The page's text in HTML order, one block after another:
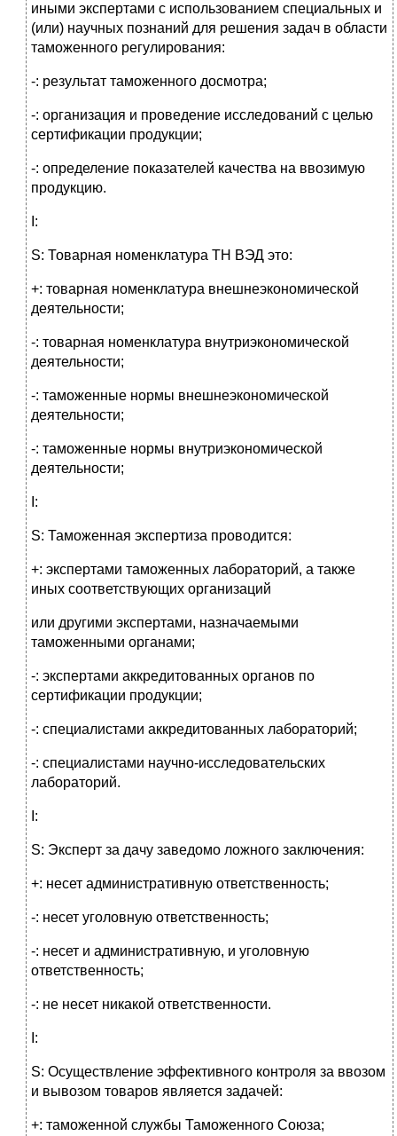
иными экспертами с использованием специальных и
(или) научных познаний для решения задач в области
таможенного регулирования:
-: результат таможенного досмотра;
-: организация и проведение исследований с целью
сертификации продукции;
-: определение показателей качества на ввозимую
продукцию.
I:
S: Товарная номенклатура ТН ВЭД это:
+: товарная номенклатура внешнеэкономической
деятельности;
-: товарная номенклатура внутриэкономической
деятельности;
-: таможенные нормы внешнеэкономической
деятельности;
-: таможенные нормы внутриэкономической
деятельности;
I:
S: Таможенная экспертиза проводится:
+: экспертами таможенных лабораторий, а также
иных соответствующих организаций
или другими экспертами, назначаемыми
таможенными органами;
-: экспертами аккредитованных органов по
сертификации продукции;
-: специалистами аккредитованных лабораторий;
-: специалистами научно-исследовательских
лабораторий.
I:
S: Эксперт за дачу заведомо ложного заключения:
+: несет административную ответственность;
-: несет уголовную ответственность;
-: несет и административную, и уголовную
ответственность;
-: не несет никакой ответственности.
I:
S: Осуществление эффективного контроля за ввозом
и вывозом товаров является задачей:
+: таможенной службы Таможенного Союза;